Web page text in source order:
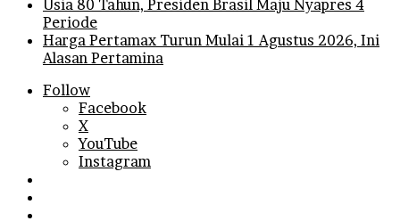
Usia 80 Tahun, Presiden Brasil Maju Nyapres 4
Periode
Harga Pertamax Turun Mulai 1 Agustus 2026, Ini
Alasan Pertamina
Follow
Facebook
X
YouTube
Instagram